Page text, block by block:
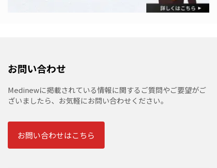
お問い合わせ
Medinewに掲載されている情報に関するご質問やご要望がご
ざいましたら、お気軽にお問い合わせください。
お問い合わせはこちら